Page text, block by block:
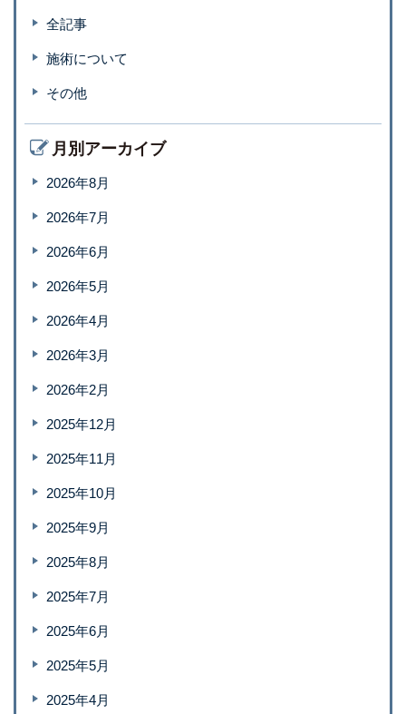
全記事
施術について
その他
月別アーカイブ
2026年8月
2026年7月
2026年6月
2026年5月
2026年4月
2026年3月
2026年2月
2025年12月
2025年11月
2025年10月
2025年9月
2025年8月
2025年7月
2025年6月
2025年5月
2025年4月